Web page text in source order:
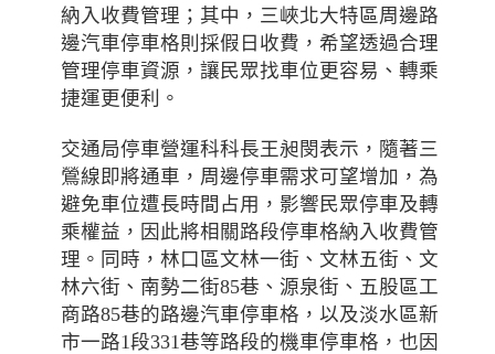
納入收費管理；其中，三峽北大特區周邊路
邊汽車停車格則採假日收費，希望透過合理
管理停車資源，讓民眾找車位更容易、轉乘
捷運更便利。
交通局停車營運科科長王昶閔表示，隨著三
鶯線即將通車，周邊停車需求可望增加，為
避免車位遭長時間占用，影響民眾停車及轉
乘權益，因此將相關路段停車格納入收費管
理。同時，林口區文林一街、文林五街、文
林六街、南勢二街85巷、源泉街、五股區工
商路85巷的路邊汽車停車格，以及淡水區新
市一路1段331巷等路段的機車停車格，也因